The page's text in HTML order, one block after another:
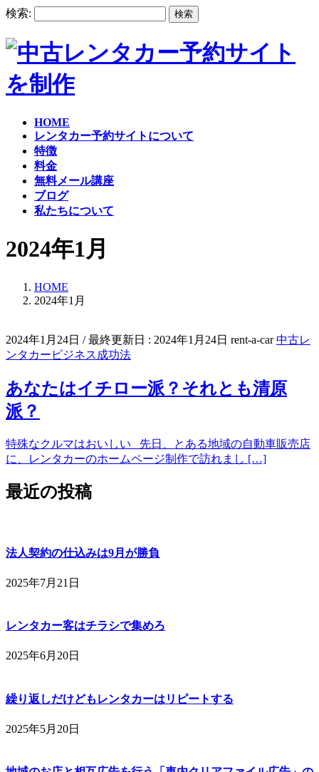
検索:
HOME
レンタカー予約サイトについて
特徴
料金
無料メール講座
ブログ
私たちについて
2024年1月
HOME
2024年1月
2024年1月24日 / 最終更新日 : 2024年1月24日 rent-a-car 中古レ
ンタカービジネス成功法
あなたはイチロー派？それとも清原
派？
特殊なクルマはおいしい 先日、とある地域の自動車販売店
に、レンタカーのホームページ制作で訪れまし […]
最近の投稿
法人契約の仕込みは9月が勝負
2025年7月21日
レンタカー客はチラシで集めろ
2025年6月20日
繰り返しだけどもレンタカーはリピートする
2025年5月20日